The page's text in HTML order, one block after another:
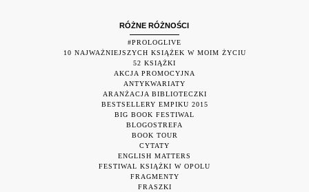
RÓŻNE RÓŻNOŚCI
#PROLOGLIVE
10 NAJWAŻNIEJSZYCH KSIĄŻEK W MOIM ŻYCIU
52 KSIĄŻKI
AKCJA PROMOCYJNA
ANTYKWARIATY
ARANŻACJA BIBLIOTECZKI
BESTSELLERY EMPIKU 2015
BIG BOOK FESTIWAL
BLOGOSTREFA
BOOK TOUR
CYTATY
ENGLISH MATTERS
FESTIWAL KSIĄŻKI W OPOLU
FRAGMENTY
FRASZKI